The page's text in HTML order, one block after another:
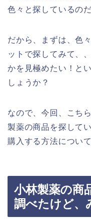
色々と探しているの
だから、まずは、色
ットで探してみて、
かを見極めたい！と
しょうか？
なので、今回、こち
製薬の商品を探して
購入する方法につい
小林製薬の商
調べたけど、